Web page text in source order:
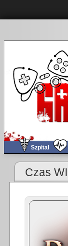
Szpital
Kuryer (nie)Codzienny
Czas